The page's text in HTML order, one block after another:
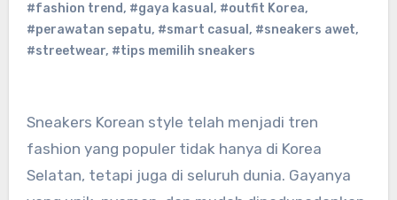
#fashion trend, #gaya kasual , #outfit Korea,
#perawatan sepatu, #smart casual , #sneakers awet,
#streetwear, #tips memilih sneakers
Sneakers Korean style telah menjadi tren
fashion yang populer tidak hanya di Korea
Selatan, tetapi juga di seluruh dunia. Gayanya